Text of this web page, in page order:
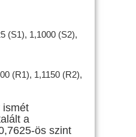
(S1), 1,1000 (S2),
(R1), 1,1150 (R2),
ismét
a
ös szint